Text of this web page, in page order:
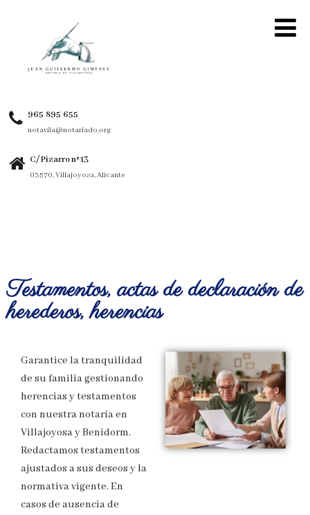
965 895 655
notavila@notariado.org
C/ Pizarro nº 13
03570, Villajoyosa, Alicante
Testamentos, actas de declaración de
herederos, herencias
Garantice la tranquilidad
de su familia gestionando
herencias y testamentos
con nuestra notaría en
Villajoyosa y Benidorm.
Redactamos testamentos
ajustados a sus deseos y la
normativa vigente. En
casos de ausencia de